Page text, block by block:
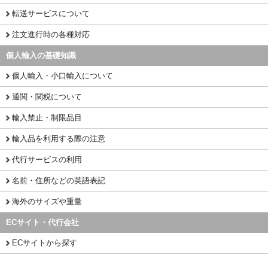
転送サービスについて
注文進行時の各種対応
個人輸入の基礎知識
個人輸入・小口輸入について
通関・関税について
輸入禁止・制限品目
輸入品を利用する際の注意
代行サービスの利用
名前・住所などの英語表記
海外のサイズや重量
ECサイト・代行会社
ECサイトから探す